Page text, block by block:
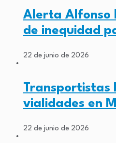
Alerta Alfonso
de inequidad
22 de junio de 2026
Transportistas
vialidades en
22 de junio de 2026